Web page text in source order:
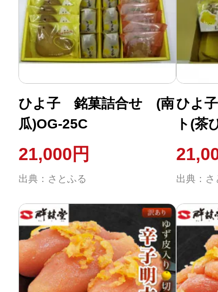
ひよ子 銘菓詰合せ (南
瓜)OG-25C
21,000円
出典：さとふる
ひよ
ト(茶
出典：さ